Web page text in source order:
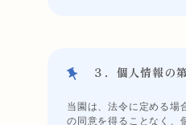
３．個人情報の
当園は、法令に定める場
の同意を得ることなく、